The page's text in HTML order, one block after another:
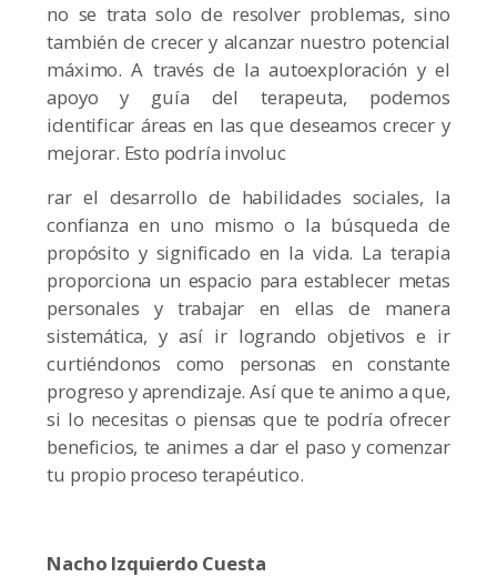
no se trata solo de resolver problemas, sino
también de crecer y alcanzar nuestro potencial
máximo. A través de la autoexploración y el
apoyo y guía del terapeuta, podemos
identificar áreas en las que deseamos crecer y
mejorar. Esto podría involuc
rar el desarrollo de habilidades sociales, la
confianza en uno mismo o la búsqueda de
propósito y significado en la vida. La terapia
proporciona un espacio para establecer metas
personales y trabajar en ellas de manera
sistemática, y así ir logrando objetivos e ir
curtiéndonos como personas en constante
progreso y aprendizaje. Así que te animo a que,
si lo necesitas o piensas que te podría ofrecer
beneficios, te animes a dar el paso y comenzar
tu propio proceso terapéutico.
Nacho Izquierdo Cuesta